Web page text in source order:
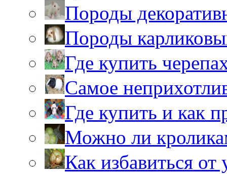
Породы
Породы
Где купить
Самое
Где купить и как
Можно ли
Как избавиться от